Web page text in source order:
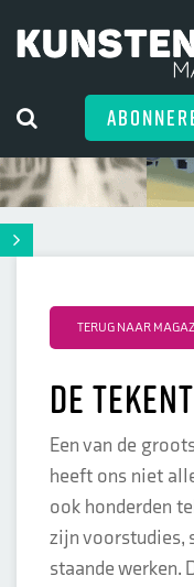
TERUG NAAR
De
Een van de
heeft ons niet
ook honderden
zijn voorstudies,
staande werken.